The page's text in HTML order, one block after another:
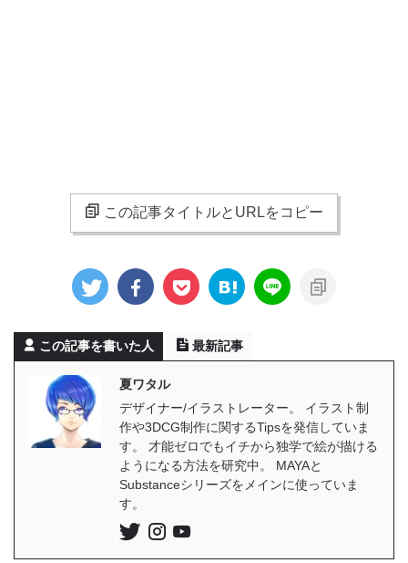
この記事タイトルとURLをコピー
この記事を書いた人 最新記事
夏ワタル
デザイナー/イラストレーター。 イラスト制
作や3DCG制作に関するTipsを発信していま
す。 才能ゼロでもイチから独学で絵が描ける
ようになる方法を研究中。 MAYAと
Substanceシリーズをメインに使っていま
す。